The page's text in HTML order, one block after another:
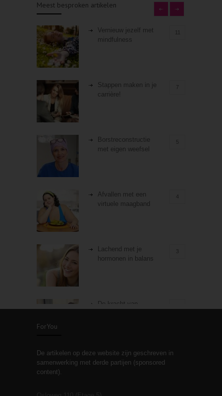
Meest besproken artikelen
Vernieuw jezelf met
mindfulness
Stappen maken in je
carrière!
7
Borstreconstructie
met eigen weefsel
5
Afvallen met een
virtuele maagband
Lachend met je
hormonen in balans
3
De kracht van
Stiefouderschap en
relaties
ForYou
De artikelen op deze website zijn geschreven in
samenwerking met derde partijen (sponsored
content).